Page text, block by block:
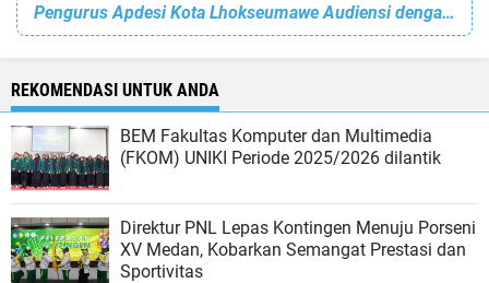
Pengurus Apdesi Kota Lhokseumawe Audiensi dengan PJ Walikota, Ini yang Dibicarakan
REKOMENDASI UNTUK ANDA
BEM Fakultas Komputer dan Multimedia
(FKOM) UNIKI Periode 2025/2026 dilantik
Direktur PNL Lepas Kontingen Menuju Porseni
XV Medan, Kobarkan Semangat Prestasi dan
Sportivitas